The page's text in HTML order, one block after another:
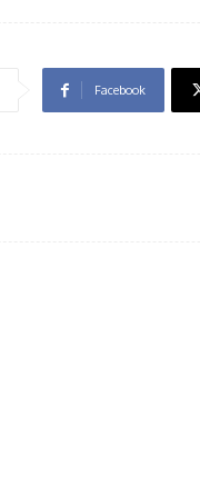
Facebook